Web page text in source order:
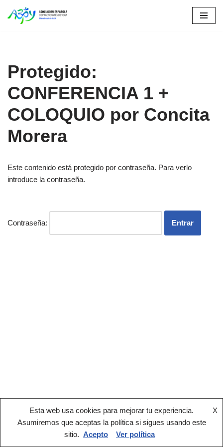
Saltar
Protegido:
CONFERENCIA 1 +
COLOQUIO por Concita
Morera
Este contenido está protegido por contraseña. Para verlo
introduce la contraseña.
Contraseña:
®2022 AEPY
Esta web usa cookies para mejorar tu experiencia.
Asumiremos que aceptas la política si sigues usando este
sitio.
X
Acepto Ver política